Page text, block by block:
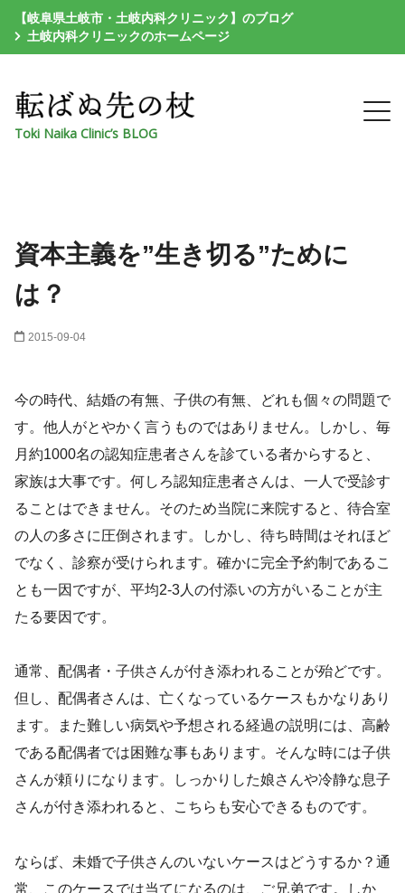
【岐阜県土岐市・土岐内科クリニック】のブログ
土岐内科クリニックのホームページ
Toki Naika Clinic’s BLOG
資本主義を”生き切る”ために
は？
2015-09-04
今の時代、結婚の有無、子供の有無、どれも個々の問題で
す。他人がとやかく言うものではありません。しかし、毎
月約1000名の認知症患者さんを診ている者からすると、
家族は大事です。何しろ認知症患者さんは、一人で受診す
ることはできません。そのため当院に来院すると、待合室
の人の多さに圧倒されます。しかし、待ち時間はそれほど
でなく、診察が受けられます。確かに完全予約制であるこ
とも一因ですが、平均2-3人の付添いの方がいることが主
たる要因です。
通常、配偶者・子供さんが付き添われることが殆どです。
但し、配偶者さんは、亡くなっているケースもかなりあり
ます。また難しい病気や予想される経過の説明には、高齢
である配偶者では困難な事もあります。そんな時には子供
さんが頼りになります。しっかりした娘さんや冷静な息子
さんが付き添われると、こちらも安心できるものです。
ならば、未婚で子供さんのいないケースはどうするか？通
常、このケースでは当てになるのは、ご兄弟です。しか